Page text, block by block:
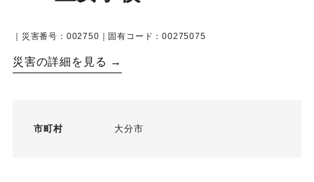
｜災害番号：002750｜固有コード：00275075
災害の詳細を見る →
市町村 大分市